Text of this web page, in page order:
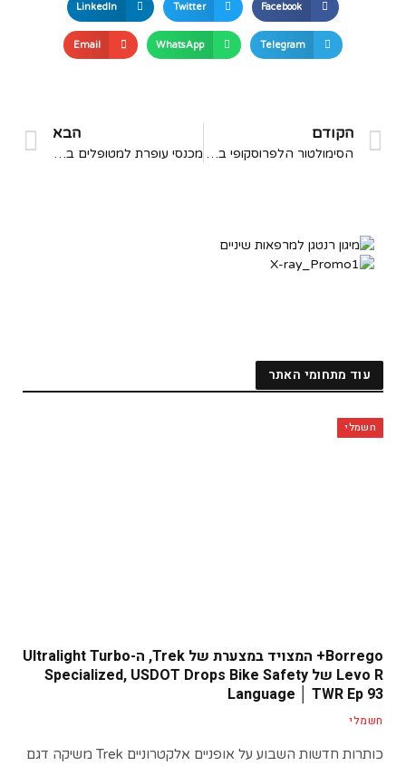
Facebook
Twitter
LinkedIn
Telegram
WhatsApp
Email
הקודם
הסימולטור הלפרוסקופי בחסות איגוד הכירורגים הישראלי – אבן יסוד בהכשרת מתמחים בכירורגיה
הבא
מכנסי עופרת למטופלים בקרינה
עוד מתחומי האתר
חשמלי
Borrego+ המצויד במצערת של Trek, ה-Ultralight Turbo
Levo R של Specialized, USDOT Drops Bike Safety
Language │ TWR Ep 93
חשמלי
כותרות חדשות השבוע על אופניים אלקטרוניים Trek משיקה דגם